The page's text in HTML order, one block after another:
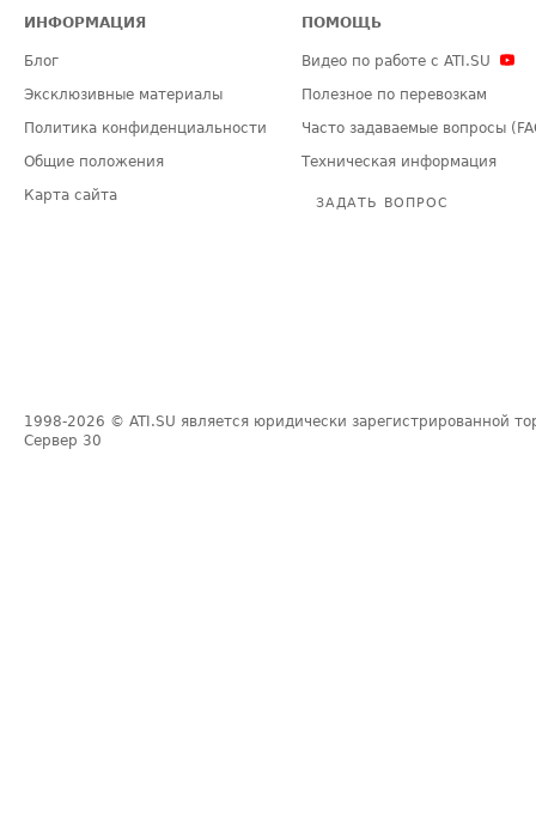
ИНФОРМАЦИЯ
Блог
Эксклюзивные материалы
Политика конфиденциальности
Общие положения
Карта сайта
ПОМОЩЬ
Видео по работе с ATI.SU
Полезное по перевозкам
Часто задаваемые вопросы
Техническая информация
ЗАДАТЬ ВОПРОС
1998-2026 © ATI.SU является юридически зарегистрированной
Сервер 30